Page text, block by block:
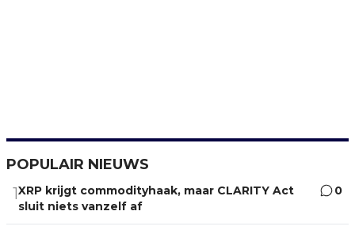
POPULAIR NIEUWS
1XRP krijgt commodityhaak, maar CLARITY Act
sluit niets vanzelf af
0